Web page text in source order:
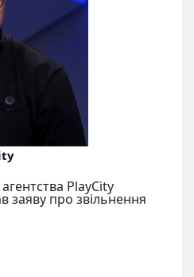
PlayCity
заяву про звільнення